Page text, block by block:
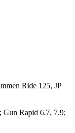
Ride 125, JP
Gun Rapid 6.7, 7.9;